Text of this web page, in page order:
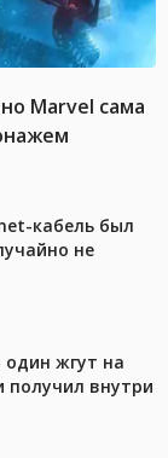
Marvel сама
кабель был
не
один жгут на
получил внутри